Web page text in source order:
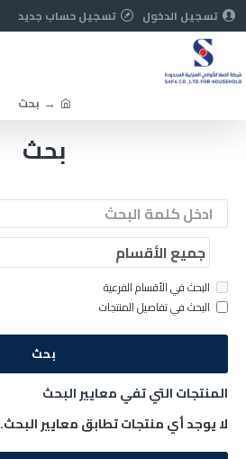
تسجيل الدخول تسجيل حساب جديد
بحث
بحث
البحث في الأقسام الفرعية
البحث في تفاصيل المنتجات
بحث
المنتجات التي تفي معايير البحث
لا يوجد أي منتجات تطابق معايير البحث.